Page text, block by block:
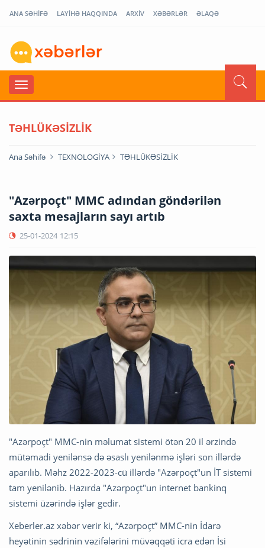
ANA SƏHİFƏ LAYİHƏ HAQQINDA ARXİV XƏBƏRLƏR ƏLAQƏ
TƏHLÜKƏSİZLİK
Ana Səhifə TEXNOLOGİYA TƏHLÜKƏSİZLİK
"Azərpoçt" MMC adından göndərilən
saxta mesajların sayı artıb
25-01-2024 12:15
"Azərpoçt" MMC-nin məlumat sistemi ötən 20 il ərzində
mütəmadi yenilənsə də əsaslı yenilənmə işləri son illərdə
aparılıb. Məhz 2022-2023-cü illərdə "Azərpoçt"un İT sistemi
tam yenilənib. Hazırda "Azərpoçt"un internet bankinq
sistemi üzərində işlər gedir.
Xeberler.az xəbər verir ki, “Azərpoçt” MMC-nin İdarə
heyətinin sədrinin vəzifələrini müvəqqəti icra edən İsi